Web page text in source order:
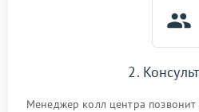
2.
Менеджер колл центра позвонит